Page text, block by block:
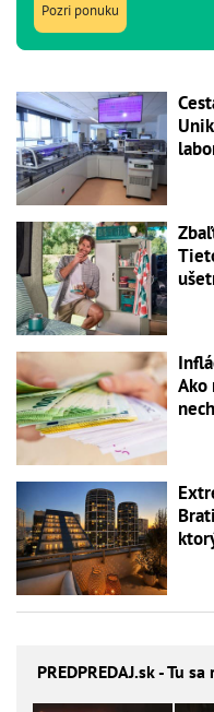
Pozri ponuku
Ako
PREDPREDAJ.sk - Tu